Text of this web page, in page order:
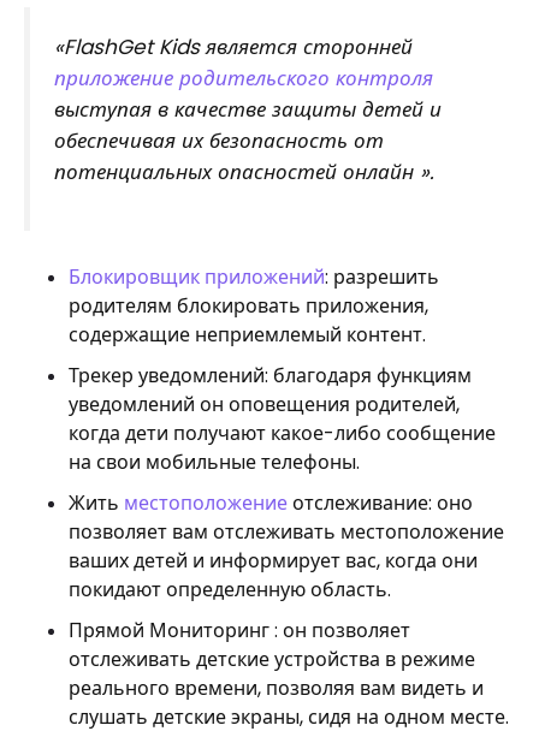
«FlashGet Kids является сторонней
приложение родительского контроля
выступая в качестве защиты детей и
обеспечивая их безопасность от
потенциальных опасностей онлайн ».
Блокировщик приложений: разрешить
родителям блокировать приложения,
содержащие неприемлемый контент.
Трекер уведомлений: благодаря функциям
уведомлений он оповещения родителей,
когда дети получают какое-либо сообщение
на свои мобильные телефоны.
Жить местоположениеотслеживание: оно
позволяет вам отслеживать местоположение
ваших детей и информирует вас, когда они
покидают определенную область.
Прямой Мониторинг : он позволяет
отслеживать детские устройства в режиме
реального времени, позволяя вам видеть и
слушать детские экраны, сидя на одном месте.